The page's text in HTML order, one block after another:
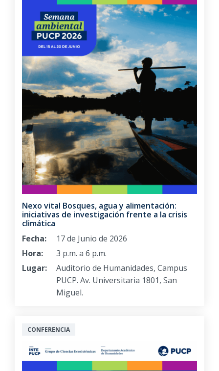
Nexo vital Bosques, agua y alimentación:
iniciativas de investigación frente a la crisis
climática
Fecha:
17 de Junio de 2026
Hora:
3 p.m. a 6 p.m.
Lugar:
Auditorio de Humanidades, Campus
PUCP. Av. Universitaria 1801, San
Miguel.
CONFERENCIA